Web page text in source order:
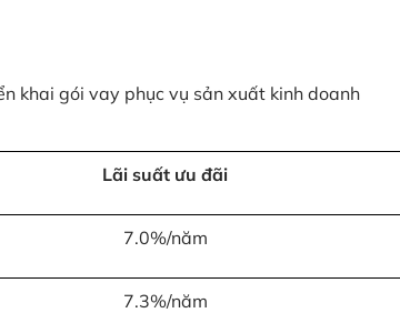
khai gói vay phục vụ sản xuất kinh doanh
Lãi suất ưu đãi
7.0%/năm
7.3%/năm